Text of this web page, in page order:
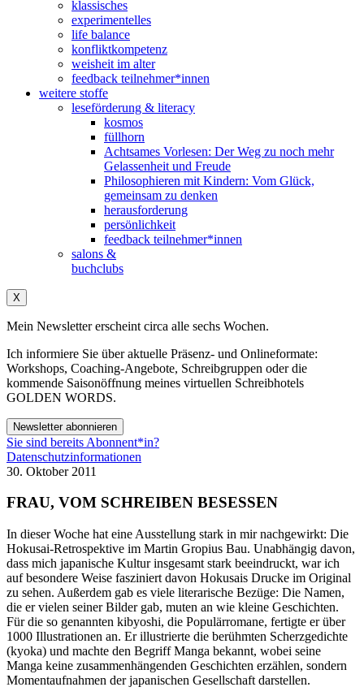
klassisches
experimentelles
life balance
konfliktkompetenz
weisheit im alter
feedback teilnehmer*innen
weitere stoffe
leseförderung & literacy
kosmos
füllhorn
Achtsames Vorlesen: Der Weg zu noch mehr
Gelassenheit und Freude
Philosophieren mit Kindern: Vom Glück,
gemeinsam zu denken
herausforderung
persönlichkeit
feedback teilnehmer*innen
salons &
buchclubs
X
Mein Newsletter erscheint circa alle sechs Wochen.
Ich informiere Sie über aktuelle Präsenz- und Onlineformate:
Workshops, Coaching-Angebote, Schreibgruppen oder die
kommende Saisonöffnung meines virtuellen Schreibhotels
GOLDEN WORDS.
Newsletter abonnieren
Sie sind bereits Abonnent*in?
Datenschutzinformationen
30. Oktober 2011
FRAU, VOM SCHREIBEN BESESSEN
In dieser Woche hat eine Ausstellung stark in mir nachgewirkt: Die
Hokusai-Retrospektive im Martin Gropius Bau. Unabhängig davon,
dass mich japanische Kultur insgesamt stark beeindruckt, war ich
auf besondere Weise fasziniert davon Hokusais Drucke im Original
zu sehen. Außerdem gab es viele literarische Bezüge: Die Namen,
die er vielen seiner Bilder gab, muten an wie kleine Geschichten.
Für die so genannten kibyoshi, die Populärromane, fertigte er über
1000 Illustrationen an. Er illustrierte die berühmten Scherzgedichte
(kyoka) und machte den Begriff Manga bekannt, wobei seine
Manga keine zusammenhängenden Geschichten erzählen, sondern
Momentaufnahmen der japanischen Gesellschaft darstellen.